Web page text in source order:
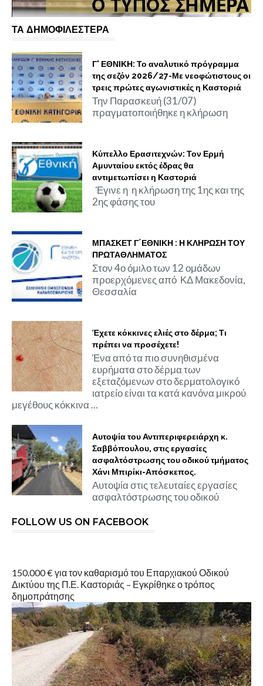
ΤΑ ΔΗΜΟΦΙΛΕΣΤΕΡΑ
Γ' ΕΘΝΙΚΗ: Το αναλυτικό πρόγραμμα
της σεζόν 2026/27-Με νεοφώτιστους οι
τρεις πρώτες αγωνιστικές η Καστοριά
Την Παρασκευή (31/07)
πραγματοποιήθηκε η κλήρωση
Κύπελλο Ερασιτεχνών: Τον Ερμή
Αμυνταίου εκτός έδρας θα
αντιμετωπίσει η Καστοριά
Έγινε η η κλήρωση της 1ης και της
2ης φάσης του
ΜΠΑΣΚΕΤ Γ΄ΕΘΝΙΚΗ : Η ΚΛΗΡΩΣΗ ΤΟΥ
ΠΡΩΤΑΘΛΗΜΑΤΟΣ
Στον 4ο όμιλο των 12 ομάδων
προερχόμενες από ΚΔ Μακεδονία,
Θεσσαλία
Έχετε κόκκινες ελιές στο δέρμα; Τι
πρέπει να προσέχετε!
Ένα από τα πιο συνηθισμένα
ευρήματα στο δέρμα των
εξεταζόμενων στο δερματολογικό
ιατρείο είναι τα κατά κανόνα μικρού
μεγέθους κόκκινα ...
Αυτοψία του Αντιπεριφερειάρχη κ.
Σαββόπουλου, στις εργασίες
ασφαλτόστρωσης του οδικού τμήματος
Χάνι Μπιρίκι-Απόσκεπος.
Αυτοψία στις τελευταίες εργασίες
ασφαλτόστρωσης του οδικού
FOLLOW US ON FACEBOOK
150.000 € για τον καθαρισμό του Επαρχιακού Οδικού
Δικτύου της Π.Ε. Καστοριάς – Εγκρίθηκε ο τρόπος
δημοπράτησης